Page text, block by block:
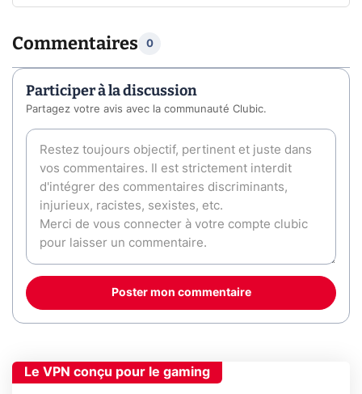
Commentaires 0
Participer à la discussion
Partagez votre avis avec la communauté Clubic.
Poster mon commentaire
Le VPN conçu pour le gaming